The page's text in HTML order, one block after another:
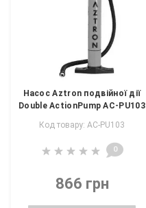
Насос Aztron подвійної дії
Double ActionPump AC-PU103
Код товару: AC-PU103
0
866 грн